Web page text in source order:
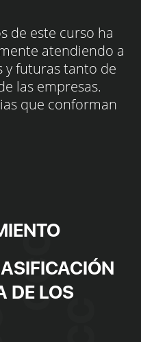
de este curso ha
atendiendo a
y futuras tanto de
las empresas.
que conforman
DE LOS